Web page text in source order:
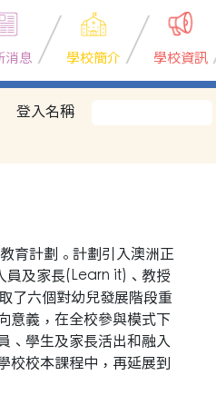
消息 學校簡介 學校資訊
登入名稱
育計劃。計劃引入澳洲正
及家長(Learn it)、教授
了六個對幼兒發展階段重
意義，在全校參與模式下
、學生及家長活出和融入
校校本課程中，再延展到